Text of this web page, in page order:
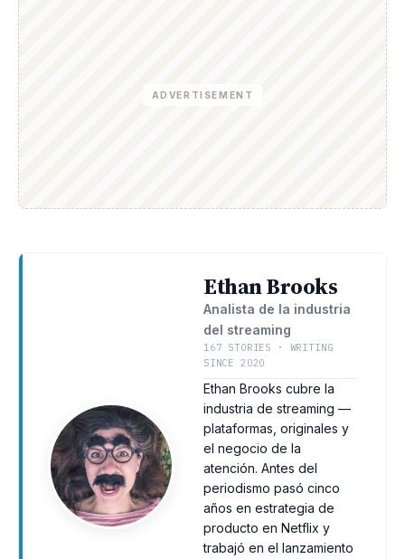
ADVERTISEMENT
Ethan Brooks
Analista de la industria
del streaming
167 STORIES · WRITING
SINCE 2020
Ethan Brooks cubre la
industria de streaming —
plataformas, originales y
el negocio de la
atención. Antes del
periodismo pasó cinco
años en estrategia de
producto en Netflix y
trabajó en el lanzamiento